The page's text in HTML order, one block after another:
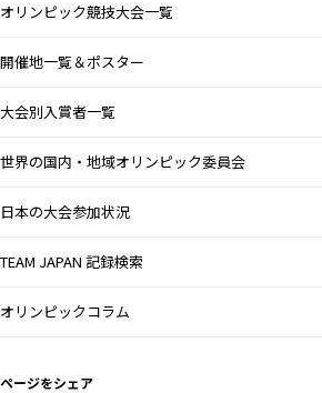
オリンピック競技大会一覧
開催地一覧＆ポスター
大会別入賞者一覧
世界の国内・地域オリンピック委員会
日本の大会参加状況
TEAM JAPAN 記録検索
オリンピックコラム
ページをシェア